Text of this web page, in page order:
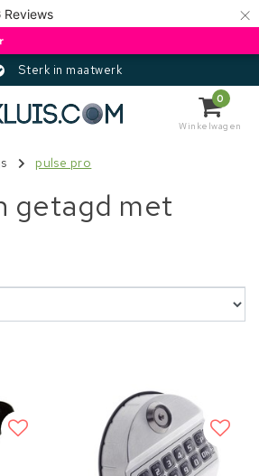
Reviews ×
Sterk in maatwerk
0
Winkelwagen
pulse pro
getagd met